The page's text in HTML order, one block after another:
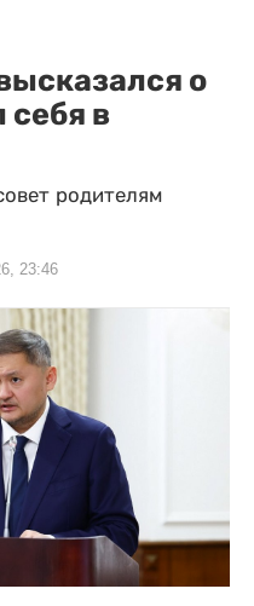
о
себя в
родителям
23:46